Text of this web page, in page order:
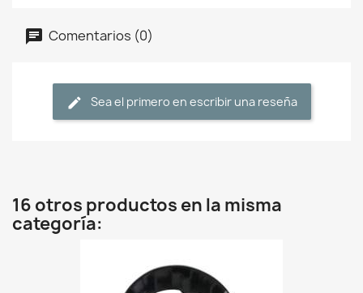
Comentarios (0)
Sea el primero en escribir una reseña
16 otros productos en la misma
categoría: